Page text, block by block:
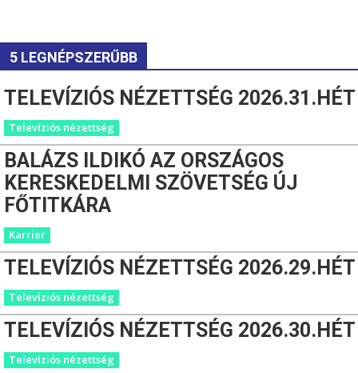
5 LEGNÉPSZERŰBB
TELEVÍZIÓS NÉZETTSÉG 2026.31.HÉT
Televíziós nézettség
BALÁZS ILDIKÓ AZ ORSZÁGOS
KERESKEDELMI SZÖVETSÉG ÚJ
FŐTITKÁRA
Karrier
TELEVÍZIÓS NÉZETTSÉG 2026.29.HÉT
Televíziós nézettség
TELEVÍZIÓS NÉZETTSÉG 2026.30.HÉT
Televíziós nézettség